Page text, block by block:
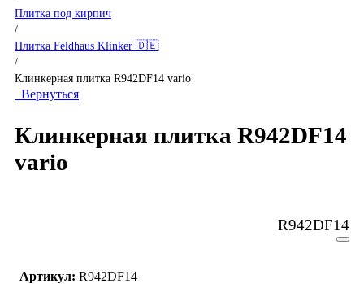
Плитка под кирпич
/
Плитка Feldhaus Klinker 🇩🇪
/
Клинкерная плитка R942DF14 vario
Вернуться
Клинкерная плитка R942DF14
vario
R942DF14
Артикул: R942DF14